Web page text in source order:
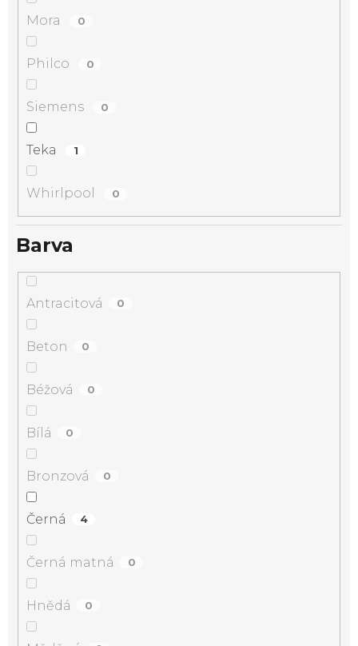
Mora 0
Philco 0
Siemens 0
Teka 1
Whirlpool 0
Barva
Antracitová 0
Beton 0
Béžová 0
Bílá 0
Bronzová 0
Černá 4
Černá matná 0
Hnědá 0